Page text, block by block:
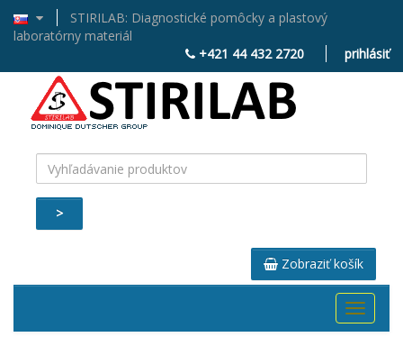
STIRILAB: Diagnostické pomôcky a plastový
laboratórny materiál
+421 44 432 2720
prihlásiť
>
Zobraziť košík
Toggle